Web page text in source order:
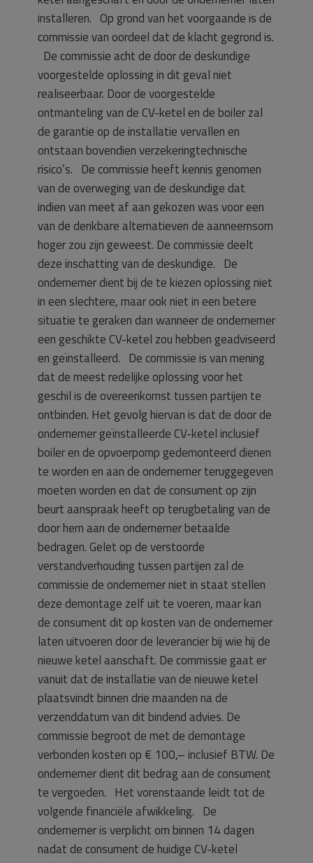
installeren. Op grond van het voorgaande is de
commissie van oordeel dat de klacht gegrond is.
De commissie acht de door de deskundige
voorgestelde oplossing in dit geval niet
realiseerbaar. Door de voorgestelde
ontmanteling van de CV-ketel en de boiler zal
de garantie op de installatie vervallen en
ontstaan bovendien verzekeringtechnische
risico’s. De commissie heeft kennis genomen
van de overweging van de deskundige dat
indien van meet af aan gekozen was voor een
van de denkbare alternatieven de aanneemsom
hoger zou zijn geweest. De commissie deelt
deze inschatting van de deskundige. De
ondernemer dient bij de te kiezen oplossing niet
in een slechtere, maar ook niet in een betere
situatie te geraken dan wanneer de ondernemer
een geschikte CV-ketel zou hebben geadviseerd
en geïnstalleerd. De commissie is van mening
dat de meest redelijke oplossing voor het
geschil is de overeenkomst tussen partijen te
ontbinden. Het gevolg hiervan is dat de door de
ondernemer geïnstalleerde CV-ketel inclusief
boiler en de opvoerpomp gedemonteerd dienen
te worden en aan de ondernemer teruggegeven
moeten worden en dat de consument op zijn
beurt aanspraak heeft op terugbetaling van de
door hem aan de ondernemer betaalde
bedragen. Gelet op de verstoorde
verstandverhouding tussen partijen zal de
commissie de ondernemer niet in staat stellen
deze demontage zelf uit te voeren, maar kan
de consument dit op kosten van de ondernemer
laten uitvoeren door de leverancier bij wie hij de
nieuwe ketel aanschaft. De commissie gaat er
vanuit dat de installatie van de nieuwe ketel
plaatsvindt binnen drie maanden na de
verzenddatum van dit bindend advies. De
commissie begroot de met de demontage
verbonden kosten op € 100,– inclusief BTW. De
ondernemer dient dit bedrag aan de consument
te vergoeden. Het vorenstaande leidt tot de
volgende financiële afwikkeling. De
ondernemer is verplicht om binnen 14 dagen
nadat de consument de huidige CV-ketel